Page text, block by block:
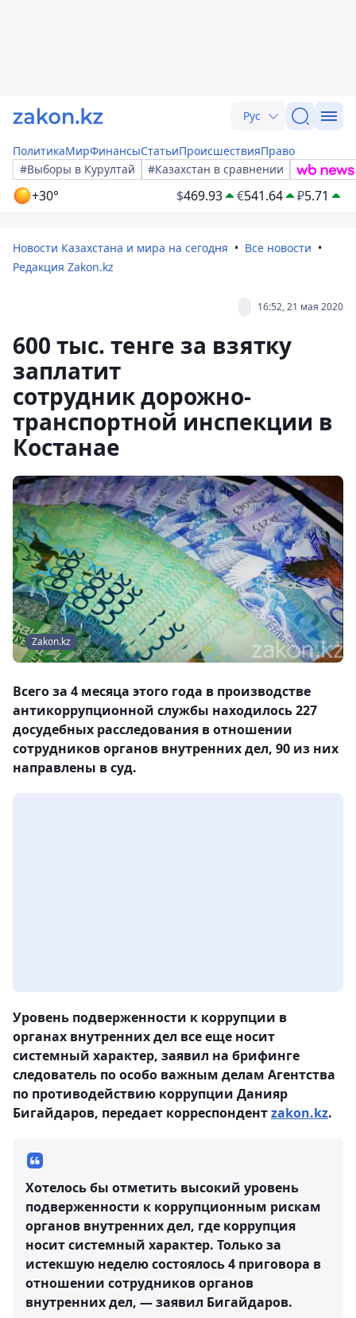
Рус
ПолитикаМирФинансыСтатьиПроисшествияПраво
#Выборы в Курултай
#Казахстан в сравнении
+30° $469.93 €541.64 ₽5.71
Новости Казахстана и мира на сегодня
Все новости
Редакция Zakon.kz
16:52, 21 мая 2020
600 тыс. тенге за взятку
заплатит
сотрудник дорожно-
транспортной инспекции в
Костанае
Zakon.kz
Всего за 4 месяца этого года в производстве
антикоррупционной службы находилось 227
досудебных расследования в отношении
сотрудников органов внутренних дел, 90 из них
направлены в суд.
Уровень подверженности к коррупции в
органах внутренних дел все еще носит
системный характер, заявил на брифинге
следователь по особо важным делам Агентства
по противодействию коррупции Данияр
Бигайдаров, передает корреспондентzakon.kz.
Хотелось бы отметить высокий уровень
подверженности к коррупционным рискам
органов внутренних дел, где коррупция
носит системный характер. Только за
истекшую неделю состоялось 4 приговора в
отношении сотрудников органов
внутренних дел, — заявил Бигайдаров.